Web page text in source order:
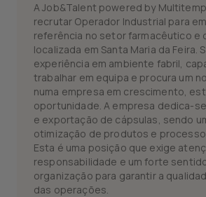
A Job&Talent powered by
recrutar Operador Industrial para
referência no setor farmacêutico e
localizada em Santa Maria da Feira.
experiência em ambiente fabril,
trabalhar em equipa e procura um
numa empresa em crescimento,
oportunidade. A empresa dedica-
e exportação de cápsulas, sendo
otimização de produtos e
Esta é uma posição que exige
responsabilidade e um forte
organização para garantir a
das operações.